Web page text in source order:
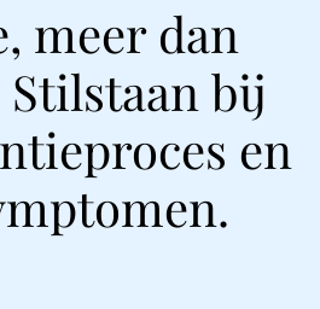
meer dan
bij
en